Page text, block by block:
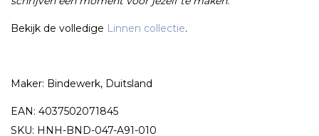
Bekijk de volledige Linnen collectie.
Maker: Bindewerk, Duitsland
EAN: 4037502071845
SKU: HNH-BND-047-A91-010